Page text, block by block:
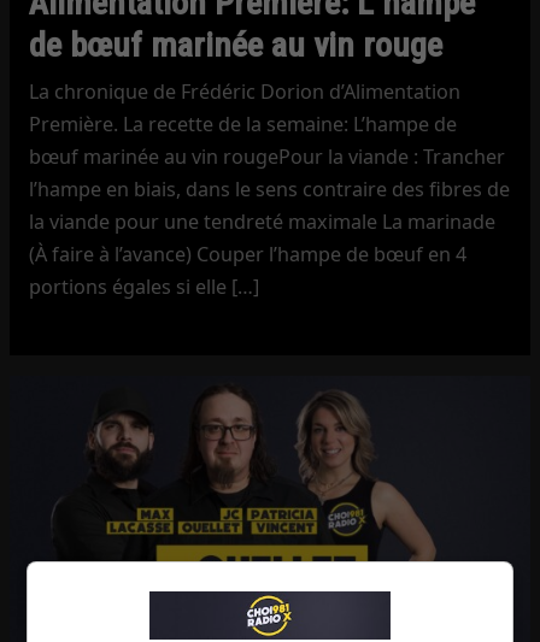
de bœuf marinée au vin rouge
La chronique de Frédéric Dorion d’Alimentation
Première. La recette de la semaine: L’hampe de
bœuf marinée au vin rougePour la viande : Trancher
l’hampe en biais, dans le sens contraire des fibres de
la viande pour une tendreté maximale La marinade
(À faire à l’avance) Couper l’hampe de bœuf en 4
portions égales si elle […]